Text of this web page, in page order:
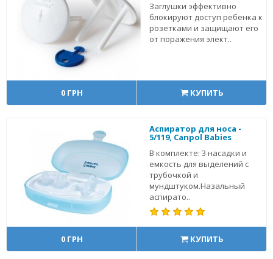
Заглушки эффективно
блокируют доступ ребенка к
розетками и защищают его
от поражения элект..
0 ГРН КУПИТЬ
Аспиратор для носа -
5/119, Canpol Babies
В комплекте: 3 насадки и
емкость для выделений с
трубочкой и
мундштуком.Назальный
аспирато..
0 ГРН КУПИТЬ